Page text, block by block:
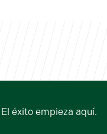
El éxito empieza aquí.